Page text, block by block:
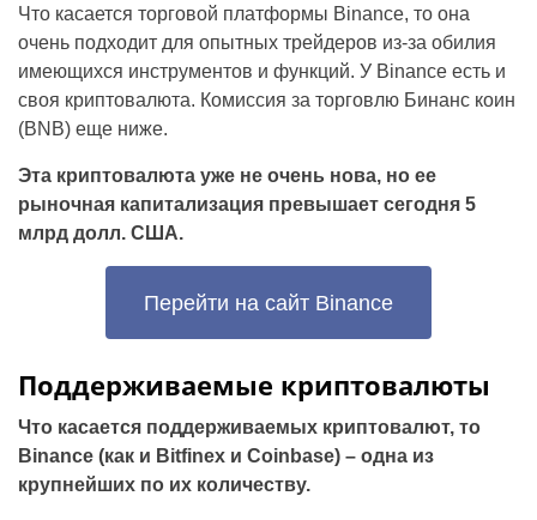
Что касается торговой платформы Binance, то она
очень подходит для опытных трейдеров из-за обилия
имеющихся инструментов и функций. У Binance есть и
своя криптовалюта. Комиссия за торговлю Бинанс коин
(BNB) еще ниже.
Эта криптовалюта уже не очень нова, но ее
рыночная капитализация превышает сегодня 5
млрд долл. США.
Перейти на сайт Binance
Поддерживаемые криптовалюты
Что касается поддерживаемых криптовалют, то
Binance (как и Bitfinex и Coinbase) – одна из
крупнейших по их количеству.